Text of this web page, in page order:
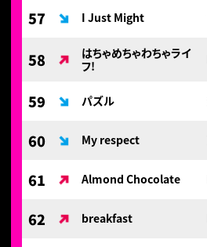
57 I Just Might
58
はちゃめちゃわちゃライ
フ!
59 パズル
60 My respect
61 Almond Chocolate
62 breakfast